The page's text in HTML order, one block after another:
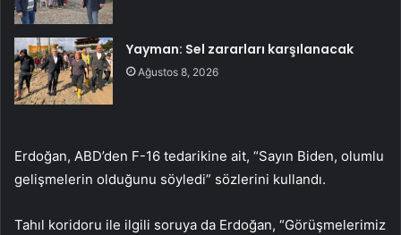
Yayman: Sel zararları karşılanacak
Ağustos 8, 2026
Erdoğan, ABD’den F-16 tedarikine ait, “Sayın Biden, olumlu
gelişmelerin olduğunu söyledi” sözlerini kullandı.
Tahıl koridoru ile ilgili soruya da Erdoğan, “Görüşmelerimiz